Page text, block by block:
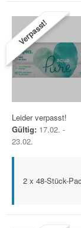
Verpasst!
Leider verpasst!
Gültig: 17.02. -
23.02.
2 x 48-Stück-